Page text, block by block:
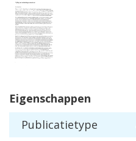
Eigenschappen
Publicatietype